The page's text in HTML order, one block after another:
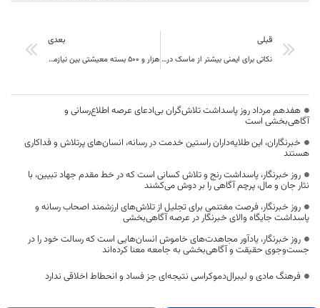
قبلی
نکاتی برای ایمنی بیشتر از ماسک در دوران کرونا
بعدی
هزار و 500 بسته معیشتی بین نیازمندان خراسان‌جنوبی توزیع می شود
هفدهم مرداد روز پاسداشت تلاش‌گران بی‌ادعای عرصه اطلاع‌رسانی و
آگاهی‌بخشی است
خبرنگاران، این طلایه‌داران راستین خدمت در رسانه، انسان‌های پرتلاش و فداکاری
هستند
روز خبرنگار، پاسداشت رنج و تلاش کسانی است که در خط مقدم جهاد تبیین، با
نثار جان و مال، پرچم آگاهی را بر دوش می‌کشند
روز خبرنگار، فرصت مغتنمی برای تجلیل از تلاش‌های ارزشمند اصحاب رسانه و
پاسداشت جایگاه والای خبرنگار در عرصه آگاهی‌بخشی
روز خبرنگار، یادآور مجاهدت‌های خاموش انسان‌هایی است که رسالت خود را در
جست‌وجوی حقیقت و آگاهی‌بخشی به جامعه معنا کرده‌اند
فرهنگ مادی و لیبرال‌دموکراسی نتیجه‌ای جز فساد و انحطاط اخلاقی ندارد